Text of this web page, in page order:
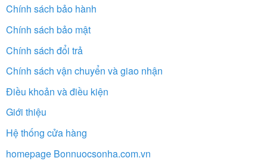
Chính sách bảo hành
Chính sách bảo mật
Chính sách đổi trả
Chính sách vận chuyển và giao nhận
Điều khoản và điều kiện
Giới thiệu
Hệ thống cửa hàng
homepage Bonnuocsonha.com.vn